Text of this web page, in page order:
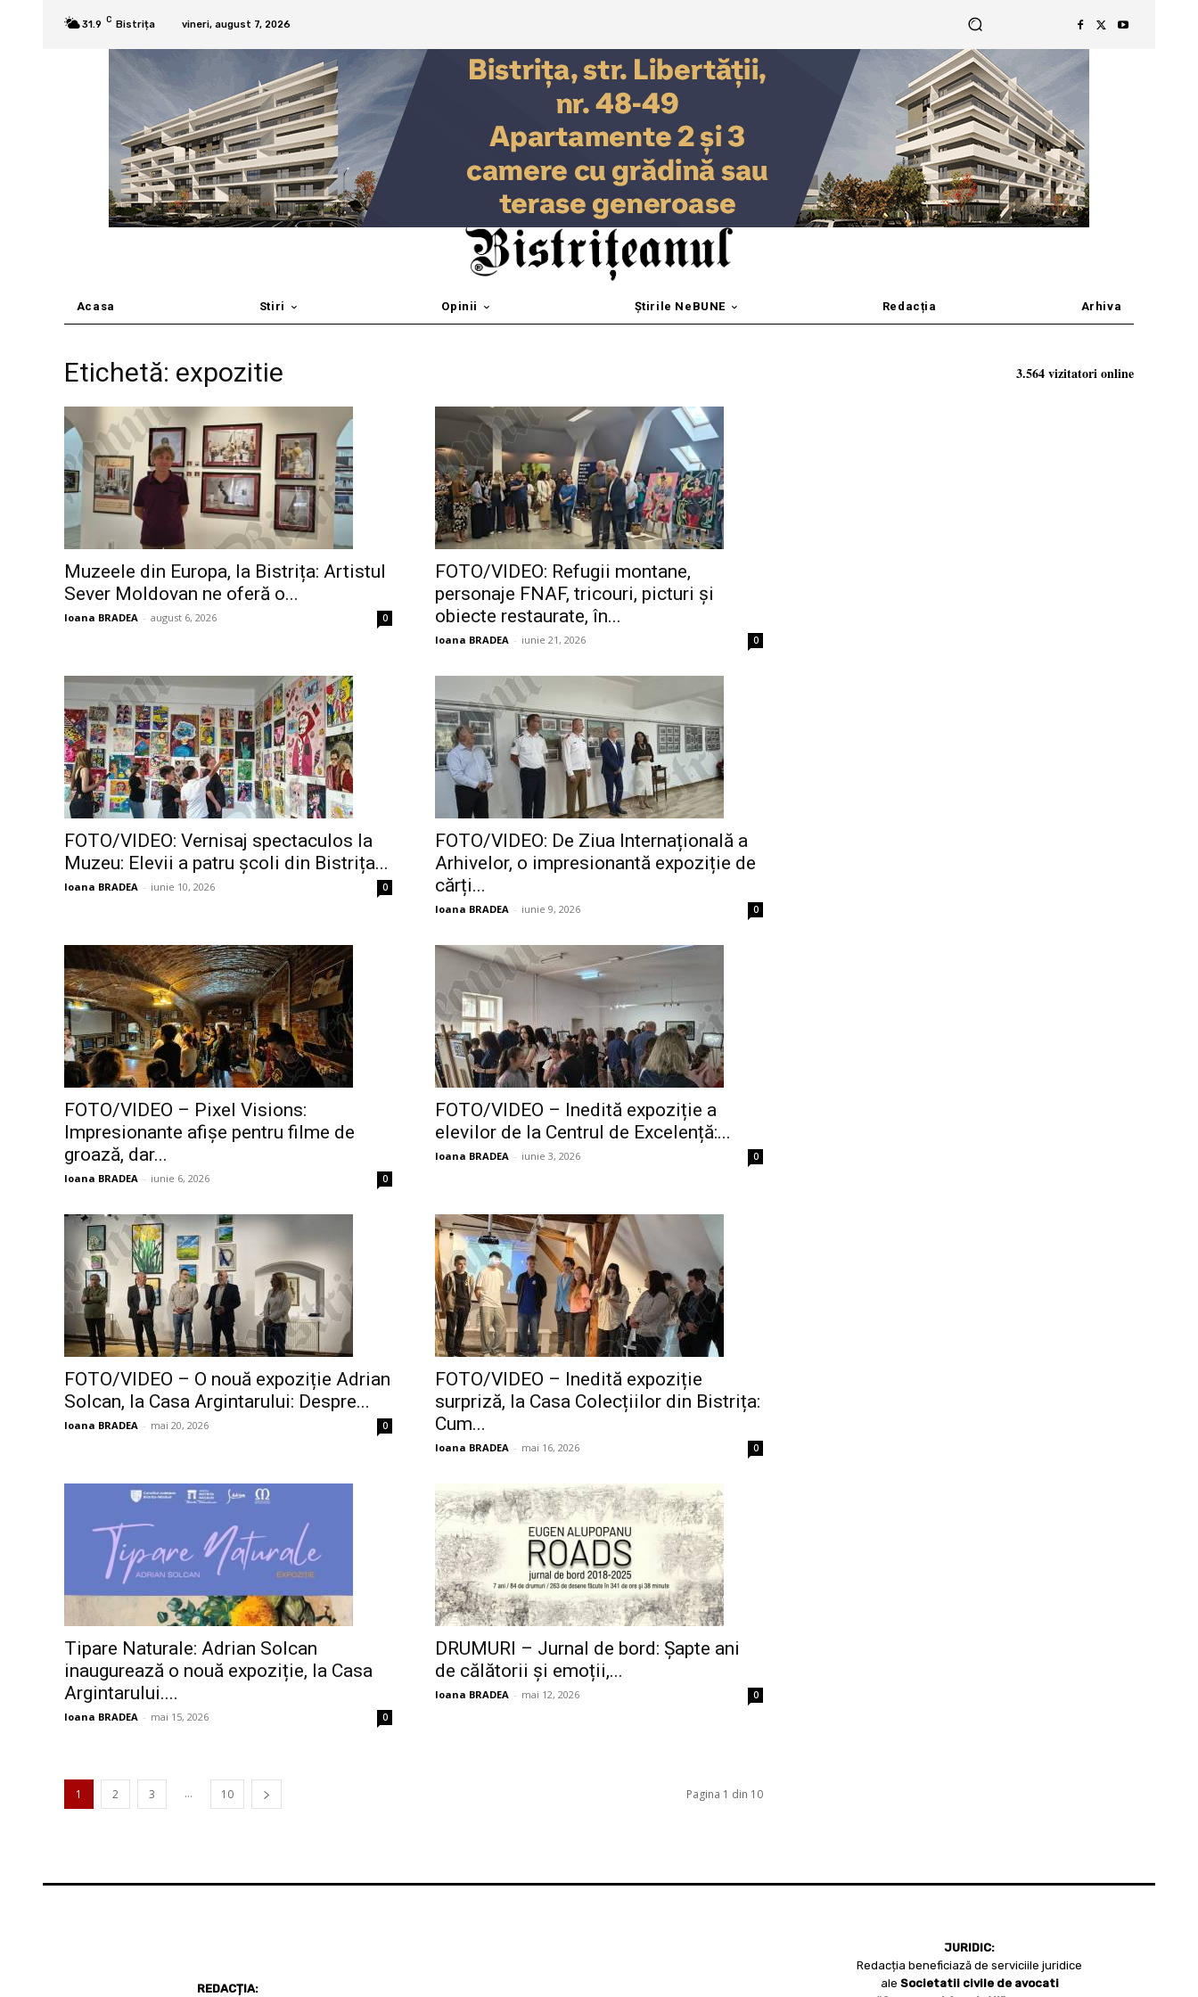
31.9 C Bistrița vineri, august 7, 2026
Acasa Stiri Opinii Știrile NeBUNE Redacția Arhiva
Etichetă: expozitie
Muzeele din Europa, la Bistrița: Artistul
Sever Moldovan ne oferă o...
Ioana BRADEA - august 6, 2026 0
FOTO/VIDEO: Refugii montane,
personaje FNAF, tricouri, picturi și
obiecte restaurate, în...
Ioana BRADEA - iunie 21, 2026 0
FOTO/VIDEO: Vernisaj spectaculos la
Muzeu: Elevii a patru școli din Bistrița...
Ioana BRADEA - iunie 10, 2026 0
FOTO/VIDEO: De Ziua Internațională a
Arhivelor, o impresionantă expoziție de
cărți...
Ioana BRADEA - iunie 9, 2026 0
FOTO/VIDEO – Pixel Visions:
Impresionante afișe pentru filme de
groază, dar...
Ioana BRADEA - iunie 6, 2026 0
FOTO/VIDEO – Inedită expoziție a
elevilor de la Centrul de Excelență:...
Ioana BRADEA - iunie 3, 2026 0
FOTO/VIDEO – O nouă expoziție Adrian
Solcan, la Casa Argintarului: Despre...
Ioana BRADEA - mai 20, 2026 0
FOTO/VIDEO – Inedită expoziție
surpriză, la Casa Colecțiilor din Bistrița:
Cum...
Ioana BRADEA - mai 16, 2026 0
Tipare Naturale: Adrian Solcan
inaugurează o nouă expoziție, la Casa
Argintarului....
Ioana BRADEA - mai 15, 2026 0
DRUMURI – Jurnal de bord: Șapte ani
de călătorii și emoții,...
Ioana BRADEA - mai 12, 2026 0
1 2 3 ... 10 Pagina 1 din 10
3.564 vizitatori online
REDACȚIA:
JURIDIC:
Redacția beneficiază de serviciile juridice
ale Societatii civile de avocati